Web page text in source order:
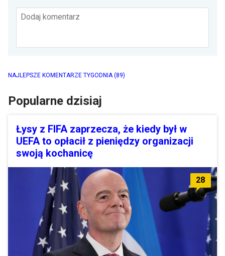
Dodaj komentarz
NAJLEPSZE KOMENTARZE TYGODNIA(89)
Popularne dzisiaj
Łysy z FIFA zaprzecza, że kiedy był w
UEFA to opłacił z pieniędzy organizacji
swoją kochanicę
28